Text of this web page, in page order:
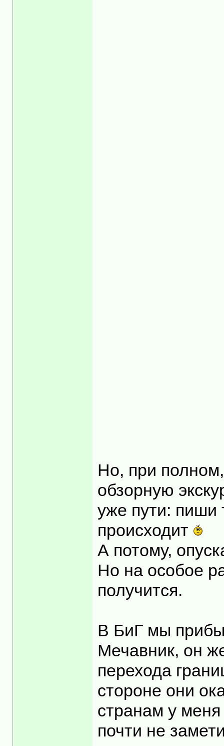
Но, при полном,
обзорную
уже пути: пиши
происходит
А потому,
Но на особое
получится.
В БиГ мы
Мечавник, он
перехода
стороне они
странам у
почти не